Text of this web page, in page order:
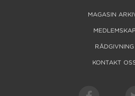
MAGASIN
RÅDGIVNING
KONTAKT